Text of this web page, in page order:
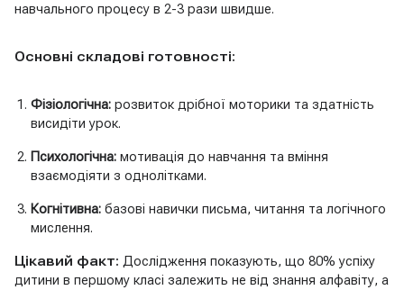
навчального процесу в 2-3 рази швидше.
Основні складові готовності:
Фізіологічна:розвиток дрібної моторики та здатність
висидіти урок.
Психологічна:мотивація до навчання та вміння
взаємодіяти з однолітками.
Когнітивна:базові навички письма, читання та логічного
мислення.
Цікавий факт: Дослідження показують, що 80% успіху
дитини в першому класі залежить не від знання алфавіту, а